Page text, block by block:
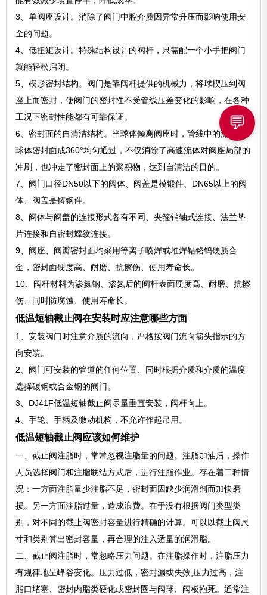
3、单阀座设计。消除了阀门中腔介质因异常升压而影响使用安
全的问题。
4、低扭矩设计。特殊结构设计的阀杆，只需配一个小手把阀门
就能轻松启闭。
5、楔形密封结构。阀门是靠阀杆提供的机械力，将球楔压到阀
座上而密封，使阀门的密封性不受管线压差变化的影响，在各种
工况下密封性能都有可靠保证。
6、密封面的自清洁结构。当球体倾离阀座时，管线中的流体沿
球体密封面成360°均匀通过，不仅消除了高速流体对阀座局部的
冲刷，也冲走了密封面上的聚积物，达到自清洁的目的。
7、阀门口径DN50以下的阀体、阀盖是模锻件、DN65以上的阀
体、阀盖是铸钢件。
8、阀体与阀盖的连接形式各有不同、夹箍销轴式连接、法兰垫
片连接和自密封螺纹连接。
9、阀座、阀瓣密封面均采用等离子喷焊或堆焊钴铬钨硬质合
金，密封面硬度高、耐磨、抗擦伤、使用寿命长。
10、阀杆材料为渗氮钢、渗氮后的阀杆表面硬度高、耐磨、抗擦
伤、同时防腐蚀、使用寿命长。
低温短轴截止阀在安装时应注意哪些方面
1、安装阀门时注意介质的流向，严格按阀门流向箭头指示的方
向安装。
2、阀门可安装的管道的任何位置、同时根据介质和介质的温度
选择碳钢或合金钢的阀门。
3、DJ41F低温短轴截止阀尽量垂直安装，阀杆向上。
4、手轮、手柄及微动机构，不允许作起吊用。
低温短轴截止阀应该如何维护
一、截止阀注脂时，常常忽视注脂量的问题。注脂加油后，操作
人员选择阀门和注脂联结方式后，进行注脂作业。存在着二种情
况：一方面注脂量少注脂不足，密封面因缺少润滑剂而加快磨
损。另一方面注脂过量，造成浪费。在于没有根据阀门类型类
别，对不同的截止阀密封容量进行精确的计算。可以以截止阀尺
寸和类别算出密封容量，再合理的注入适量的润滑脂。
二、截止阀注脂时，常忽略压力问题。在注脂操作时，注脂压力
有规律地呈峰谷变化。压力过低，密封漏或失效,压力过高，注
脂口堵塞、密封内脂类硬化或密封圈与阀球、阀板抱死。通常注
💬